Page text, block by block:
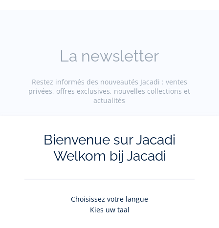
La newsletter
Restez informés des nouveautés Jacadi : ventes
privées, offres exclusives, nouvelles collections et
actualités
(exemple :
jacquesadit@gmail.com)
Pour plus d'informations sur vos données personnelles,
Bienvenue sur Jacadi
Welkom bij Jacadi
Choisissez votre langue
Kies uw taal